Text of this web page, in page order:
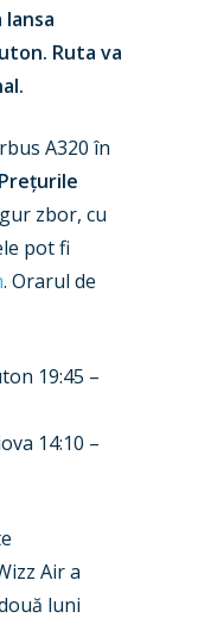
lansa
Ruta va
A320 în
Prețurile
zbor, cu
pot fi
. Orarul de
19:45 –
14:10 –
Air a
luni
Routes